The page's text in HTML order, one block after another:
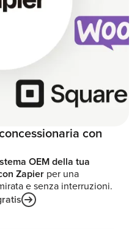
con
OEM della tua
Zapierper una
e senza interruzioni.